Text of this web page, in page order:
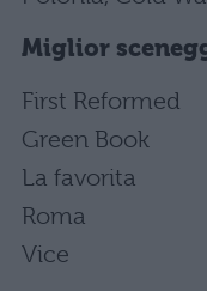
Miglior
First Reformed
Green Book
La favorita
Roma
Vice